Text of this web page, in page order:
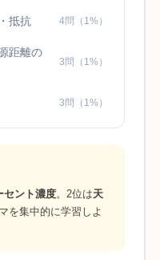
抵抗 4問（1%）
距離の
3問（1%）
3問（1%）
セント濃度。2位は天
を集中的に学習しよ